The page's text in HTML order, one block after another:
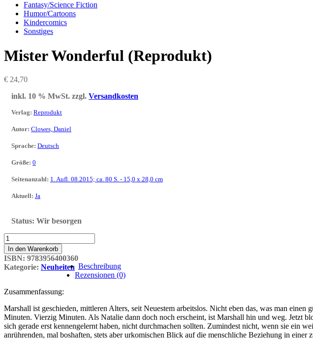
Fantasy/Science Fiction
Humor/Cartoons
Kindercomics
Sonstiges
Mister Wonderful (Reprodukt)
€ 24,70
inkl. 10 % MwSt. zzgl. Versandkosten
Verlag: Reprodukt
Autor: Clowes, Daniel
Sprache: Deutsch
Größe: 0
Seitenanzahl: 1. Aufl. 08.2015; ca. 80 S. - 15,0 x 28,0 cm
Aktuell: Ja
Status: Wir besorgen
Mister
Wonderful
(Reprodukt)
Menge
In den Warenkorb
ISBN: 9783956400360
Kategorie: Neuheiten Beschreibung
Rezensionen (0)
Zusammenfassung:
Marshall ist geschieden, mittleren Alters, seit Neuestem arbeitslos. Nicht eben das, was man
Minuten. Vierzig Minuten. Als Natalie dann doch noch erscheint, ist Marshall hin und weg. Jetzt
sich gerade erst kennengelernt haben, nicht durchmachen sollten. Zumindest nicht, wenn sie ein
anrührenden, mal boshaften, stets aber urkomischen Blick auf die menschliche Beziehung in einer